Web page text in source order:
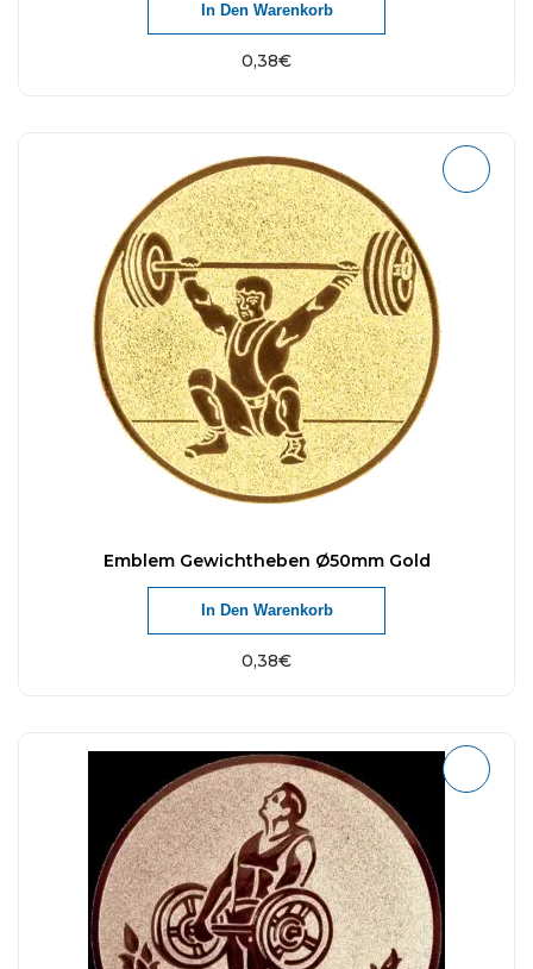
0,38€
In Den Warenkorb
Emblem Gewichtheben Ø50mm Gold
0,38€
In Den Warenkorb